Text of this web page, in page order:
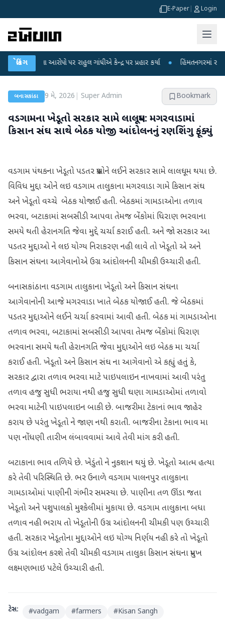
E-Paper Login
બ્રેકિંગ
લીકના આરોપો પર રાહુલ ગાંધીએ કેન્દ્ર પર પ્રહાર કર્યા ● હિંમતનગરમાં રહસ્યમય
બનાસકાંઠા 9 મે, 2026 Super Admin Bookmark
વડગામના ખેડૂતો સરકાર સામે લાલઘૂમ: મગરવાડામાં
કિસાન સંઘ સાથે બેઠક યોજી આંદોલનનું રણશિંગુ ફૂંક્યું
વડગામ પંથકના ખેડૂતો પડતર પ્રશ્નોને લઈને સરકાર સામે લાલઘૂમ થયા છે.
વિવિધ મુદ્દા ઓને લઇ વડગામ તાલુકાના મગરવાડા ગામે કિસાન સંઘ
અને ખેડૂતો વચ્ચે બેઠક યોજાઈ હતી. બેઠકમાં ગામડાઓના તળાવ
ભરવા, બટાકામાં સબસીડી આપવા તેમજ બેંકોમાં ધિરાણ ભરવાના
સમયે થતી હેરાનગતિ જેવા મુદ્દે ચર્ચા કરાઈ હતી. અને જો સરકાર આ
પડતર મુદ્દાઓ ને લઇ યોગ્ય નિરાકરણ નહી લાવે તો ખેડૂતો એ અને
કિસાન સંઘના આગેવાનોએ ઉગ્ર આંદોલનની ચીમકી ઉચ્ચારી હતી.
બનાસકાંઠાના વડગામ તાલુકાના ખેડૂતો અને કિસાન સંઘના
આગેવાનોની આજે મગરવાડા ખાતે બેઠક યોજાઈ હતી. જે બેઠકમાં
પડતર મુદ્દાઓને લઈને ચર્ચા કરવામાં આવી હતી. બેઠક માં ગામડાઓના
તળાવ ભરવા, બટાકામાં સબસીડી આપવા તેમજ બેંકોમાં ધિરાણ
ભરવાના સમયે થતી હેરાનગતિ જેવા મુદ્દાઓને લઇ બેઠક મા ચર્ચા
કરાઈ હતી. ખેડૂતો અને કિસાન સંઘ ના આગેવાનો એ કહ્યું હતું કે,
સરકાર દ્વારા તળાવ ભરવા માટે પાઇપલાઇન નાખવામાં આવી પરંતુ
તળાવ હજુ સુધી ભરાયા નથી હજુ સુધી ઘણા ગામડાઓમાં તળાવો
ભરવા માટેની પાઇપલાઇન બાકી છે. બાજરીમા ટેકાનાં ભાવ જાહેર
કરાય છે પરંતુ ખેડૂતો ને જાણ નથી કરાતી. બાજરીના ટેકાના ભાવ મા
પણ નોંધણી તારીખ લંબાવવામાં આવે તેવી માંગ કરી હતી.
બટાકાના ભાવ તળિયે છે. ખેડુંતો ને નુકશાન થયું છે. ખેડૂતો આત્મ હત્યા
કરે તેવી પરિસ્થિતિ છે. ભર ઉનાળે વડગામ પાલનપુર તાલુકાના
ગામડાઓમાં પાણીની ગંભીર સમસ્યા છે. પાણીના તળ ઊંડા જતા
ખેડૂતો અને પશુપાલકો મુશ્કેલીમાં મુકાયા છે. વડગામ તાલુકાના બધા
તળાવ નહી ભરાય તો ખેડૂતોની ઉગ્ર આંદોલનની ચીમકી પણ ઉચ્ચારી
હતી. સરકાર ખેડૂતોના મુદ્દાઓને લઇ યોગ્ય નિર્ણય નહી કરે તો ખેડૂતો
ઉગ્ર આંદોલન કરશે તેવી ચીમકી વડગામ તાલુકા કિસાન સંઘના પ્રમુખ
લક્ષ્મણભાઇ પટેલે ઉચ્ચારી હતી.
ટેગ્સ: #vadgam #farmers #Kisan Sangh